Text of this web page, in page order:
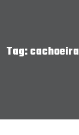
Tag:cachoeira